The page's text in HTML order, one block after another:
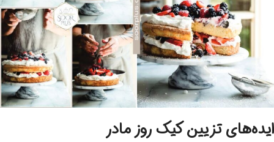
ایده‌های تزیین کیک روز مادر